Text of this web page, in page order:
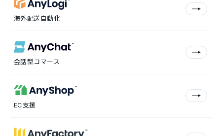
海外配送自動化
会話型コマース
EC支援